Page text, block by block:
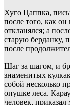
Хуго Цаппка,
после того, как он
откланялся; а
старую берданку,
после
Шаг за шагом, и
знаменитых
собой несколько
опушке леса.
человек,